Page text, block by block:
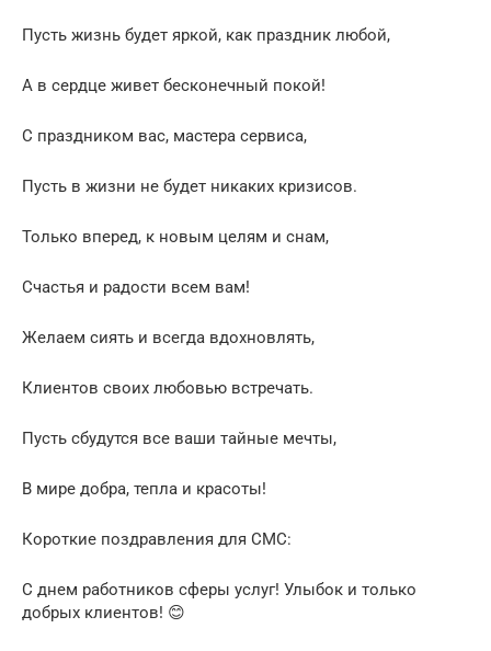
Пусть жизнь будет яркой, как праздник любой,
А в сердце живет бесконечный покой!
С праздником вас, мастера сервиса,
Пусть в жизни не будет никаких кризисов.
Только вперед, к новым целям и снам,
Счастья и радости всем вам!
Желаем сиять и всегда вдохновлять,
Клиентов своих любовью встречать.
Пусть сбудутся все ваши тайные мечты,
В мире добра, тепла и красоты!
Короткие поздравления для СМС:
С днем работников сферы услуг! Улыбок и только
добрых клиентов! 😊